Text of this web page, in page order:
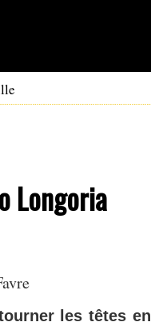
Longoria
les têtes en